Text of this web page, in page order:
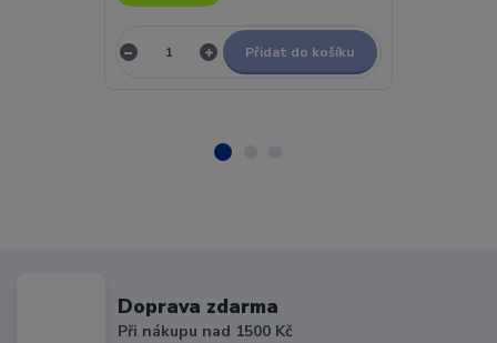
Přidat do košíku
Doprava zdarma
Při nákupu nad 1500 Kč